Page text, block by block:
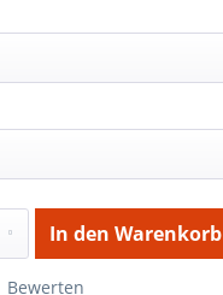
In den Warenkorb
Bewerten